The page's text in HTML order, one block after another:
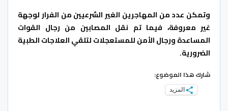
وتمكن عدد من المهاجرين الغير الشرعيين من الفرار لوجهة
غير معروفة، فيما تم نقل المصابين من رجال القوات
المساعدة ورجال الأمن للمستعجلات لتلقي العلاجات الطبية
الضرورية.
شارك هذا الموضوع:
المزيد